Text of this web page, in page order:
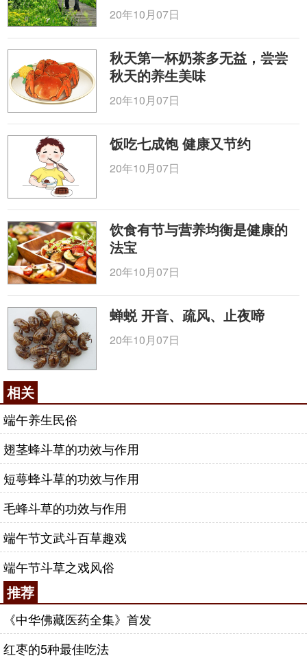
20年10月07日
秋天第一杯奶茶多无益，尝尝
秋天的养生美味
20年10月07日
饭吃七成饱 健康又节约
20年10月07日
饮食有节与营养均衡是健康的
法宝
20年10月07日
蝉蜕 开音、疏风、止夜啼
20年10月07日
相关
端午养生民俗
翅茎蜂斗草的功效与作用
短萼蜂斗草的功效与作用
毛蜂斗草的功效与作用
端午节文武斗百草趣戏
端午节斗草之戏风俗
推荐
《中华佛藏医药全集》首发
红枣的5种最佳吃法